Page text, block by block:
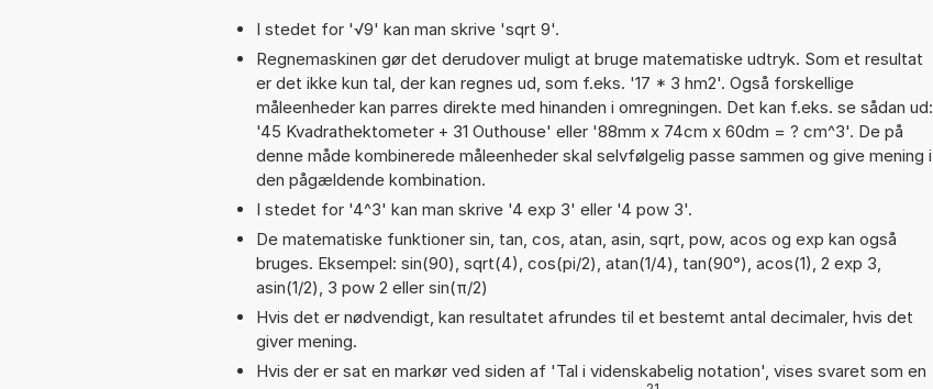
I stedet for '√9' kan man skrive 'sqrt 9'.
Regnemaskinen gør det derudover muligt at bruge matematiske udtryk. Som et resultat
er det ikke kun tal, der kan regnes ud, som f.eks. '17 * 3 hm2'. Også forskellige
måleenheder kan parres direkte med hinanden i omregningen. Det kan f.eks. se sådan ud:
'45 Kvadrathektometer + 31 Outhouse' eller '88mm x 74cm x 60dm = ? cm^3'. De på
denne måde kombinerede måleenheder skal selvfølgelig passe sammen og give mening i
den pågældende kombination.
I stedet for '4^3' kan man skrive '4 exp 3' eller '4 pow 3'.
De matematiske funktioner sin, tan, cos, atan, asin, sqrt, pow, acos og exp kan også
bruges. Eksempel: sin(90), sqrt(4), cos(pi/2), atan(1/4), tan(90°), acos(1), 2 exp 3,
asin(1/2), 3 pow 2 eller sin(π/2)
Hvis det er nødvendigt, kan resultatet afrundes til et bestemt antal decimaler, hvis det
giver mening.
Hvis der er sat en markør ved siden af 'Tal i videnskabelig notation', vises svaret som en